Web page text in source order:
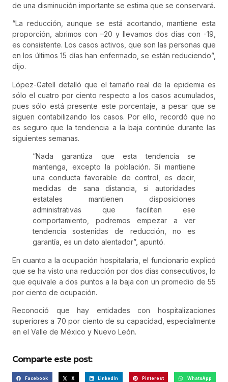
de una disminución importante se estima que se conservará.
“La reducción, aunque se está acortando, mantiene esta
proporción, abrimos con –20 y llevamos dos días con -19,
es consistente. Los casos activos, que son las personas que
en los últimos 15 días han enfermado, se están reduciendo”,
dijo.
López-Gatell detalló que el tamaño real de la epidemia es
sólo el cuatro por ciento respecto a los casos acumulados,
pues sólo está presente este porcentaje, a pesar que se
siguen contabilizando los casos. Por ello, recordó que no
es seguro que la tendencia a la baja continúe durante las
siguientes semanas.
“Nada garantiza que esta tendencia se
mantenga, excepto la población. Si mantiene
una conducta favorable de control, es decir,
medidas de sana distancia, si autoridades
estatales mantienen disposiciones
administrativas que faciliten ese
comportamiento, podremos empezar a ver
tendencia sostenidas de reducción, no es
garantía, es un dato alentador”, apuntó.
En cuanto a la ocupación hospitalaria, el funcionario explicó
que se ha visto una reducción por dos días consecutivos, lo
que equivale a dos puntos a la baja con un promedio de 55
por ciento de ocupación.
Reconoció que hay entidades con hospitalizaciones
superiores a 70 por ciento de su capacidad, especialmente
en el Valle de México y Nuevo León.
Comparte este post:
Facebook X LinkedIn Pinterest WhatsApp